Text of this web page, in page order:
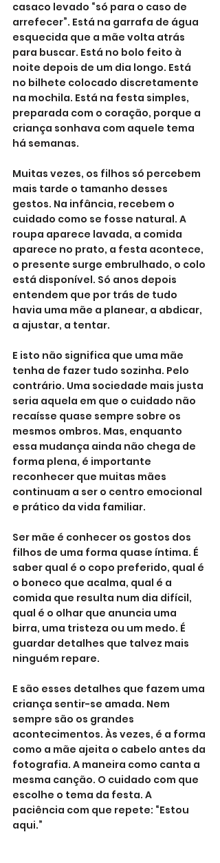
casaco levado “só para o caso de
arrefecer”. Está na garrafa de água
esquecida que a mãe volta atrás
para buscar. Está no bolo feito à
noite depois de um dia longo. Está
no bilhete colocado discretamente
na mochila. Está na festa simples,
preparada com o coração, porque a
criança sonhava com aquele tema
há semanas.
Muitas vezes, os filhos só percebem
mais tarde o tamanho desses
gestos. Na infância, recebem o
cuidado como se fosse natural. A
roupa aparece lavada, a comida
aparece no prato, a festa acontece,
o presente surge embrulhado, o colo
está disponível. Só anos depois
entendem que por trás de tudo
havia uma mãe a planear, a abdicar,
a ajustar, a tentar.
E isto não significa que uma mãe
tenha de fazer tudo sozinha. Pelo
contrário. Uma sociedade mais justa
seria aquela em que o cuidado não
recaísse quase sempre sobre os
mesmos ombros. Mas, enquanto
essa mudança ainda não chega de
forma plena, é importante
reconhecer que muitas mães
continuam a ser o centro emocional
e prático da vida familiar.
Ser mãe é conhecer os gostos dos
filhos de uma forma quase íntima. É
saber qual é o copo preferido, qual é
o boneco que acalma, qual é a
comida que resulta num dia difícil,
qual é o olhar que anuncia uma
birra, uma tristeza ou um medo. É
guardar detalhes que talvez mais
ninguém repare.
E são esses detalhes que fazem uma
criança sentir-se amada. Nem
sempre são os grandes
acontecimentos. Às vezes, é a forma
como a mãe ajeita o cabelo antes da
fotografia. A maneira como canta a
mesma canção. O cuidado com que
escolhe o tema da festa. A
paciência com que repete: “Estou
aqui.”